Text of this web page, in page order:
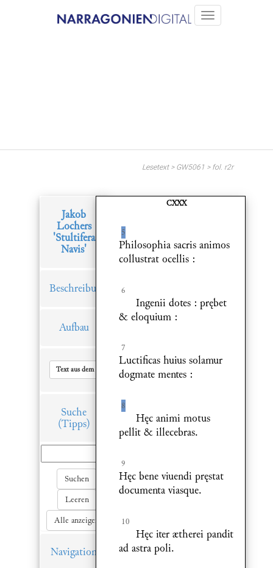
Lesetext > GW5061 > fol. r2r
Jakob
Lochers
'Stultifera
Navis'
Beschreibung
Aufbau
Text aus dem Hauptfenster in Zwischenablage kopieren
Suche
(Tipps)
Suchen
Leeren
Alle anzeigen
Navigation
CXXX
5
Philosophia sacris animos
collustrat ocellis :
6
Ingenii dotes : prębet
& eloquium :
7
Luctificas huius solamur
dogmate mentes :
8
Hęc animi motus
pellit & illecebras.
9
Hęc bene viuendi pręstat
documenta viasque.
10
Hęc iter ætherei pandit
ad astra poli.